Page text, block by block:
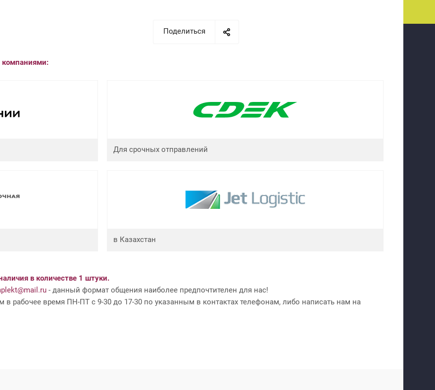
Поделиться
компаниями:
Для срочных отправлений
в Казахстан
в количестве 1 штуки.
- данный формат общения наиболее предпочтителен для нас!
рабочее время ПН-ПТ с 9-30 до 17-30 по указанным в контактах телефонам, либо написать нам на